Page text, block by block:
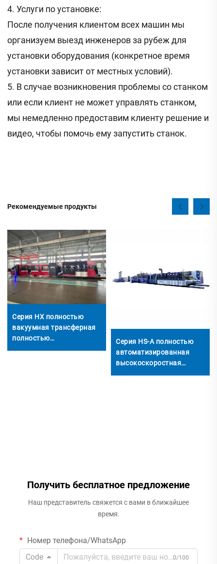
4. Услуги по установке:
После получения клиентом всех машин мы
организуем выезд инженеров за рубеж для
установки оборудования (конкретное время
установки зависит от местных условий).
5. В случае возникновения проблемы со станком
или если клиент не может управлять станком,
мы немедленно предоставим клиенту решение и
видео, чтобы помочь ему запустить станок.
Рекомендуемые продукты
Серия HX полностью
вакуумная трансферная
полностью
компьютеризированная
Серия HS-A полностью
автоматизированная
высокоскоростная
печатная машина с
Получить бесплатное предложение
Наш представитель свяжется с вами в ближайшее
время.
Номер телефона/WhatsApp
Code
0/100